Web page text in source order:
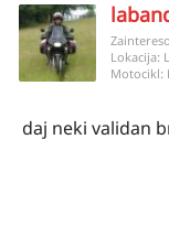
Lokacija:
Motocikl:
daj neki validan